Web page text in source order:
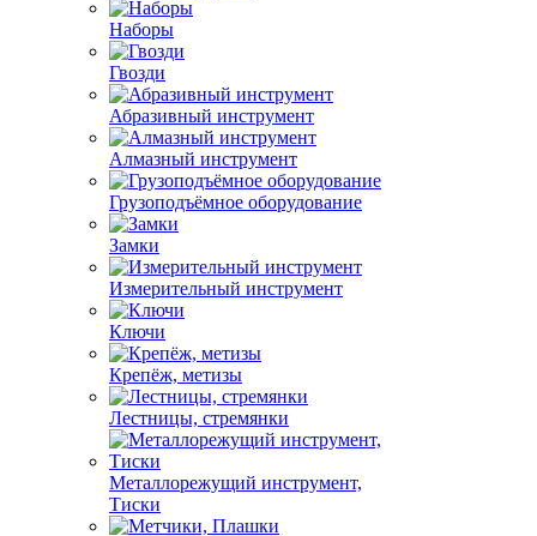
Наборы
Гвозди
Абразивный инструмент
Алмазный инструмент
Грузоподъёмное оборудование
Замки
Измерительный инструмент
Ключи
Крепёж, метизы
Лестницы, стремянки
Металлорежущий инструмент,
Тиски